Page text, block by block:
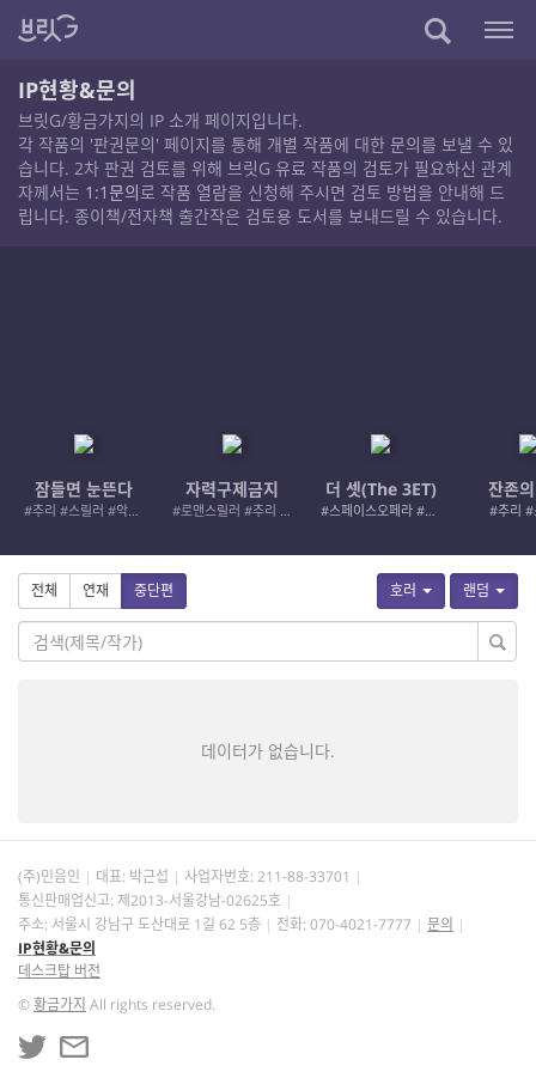
IP현황&문의
브릿G/황금가지의 IP 소개 페이지입니다.
각 작품의 '판권문의' 페이지를 통해 개별 작품에 대한 문의를 보낼 수 있
습니다. 2차 판권 검토를 위해 브릿G 유료 작품의 검토가 필요하신 관계
자께서는 1:1문의로 작품 열람을 신청해 주시면 검토 방법을 안내해 드
립니다. 종이책/전자책 출간작은 검토용 도서를 보내드릴 수 있습니다.
잠들면 눈뜬다
#추리 #스릴러 #악인 #로드레이지
자력구제금지
#로맨스릴러 #추리 #여성서사 #사적제재
더 셋(The 3ET)
#스페이스오페라 #우주활극
잔존
#추리 #
호러 랜덤
전체 연재 중단편
데이터가 없습니다.
(주)민음인 대표: 박근섭 사업자번호: 211-88-33701
통신판매업신고: 제2013-서울강남-02625호
주소: 서울시 강남구 도산대로 1길 62 5층
전화: 070-4021-7777
문의
IP현황&문의
데스크탑 버전
©황금가지 All rights reserved.